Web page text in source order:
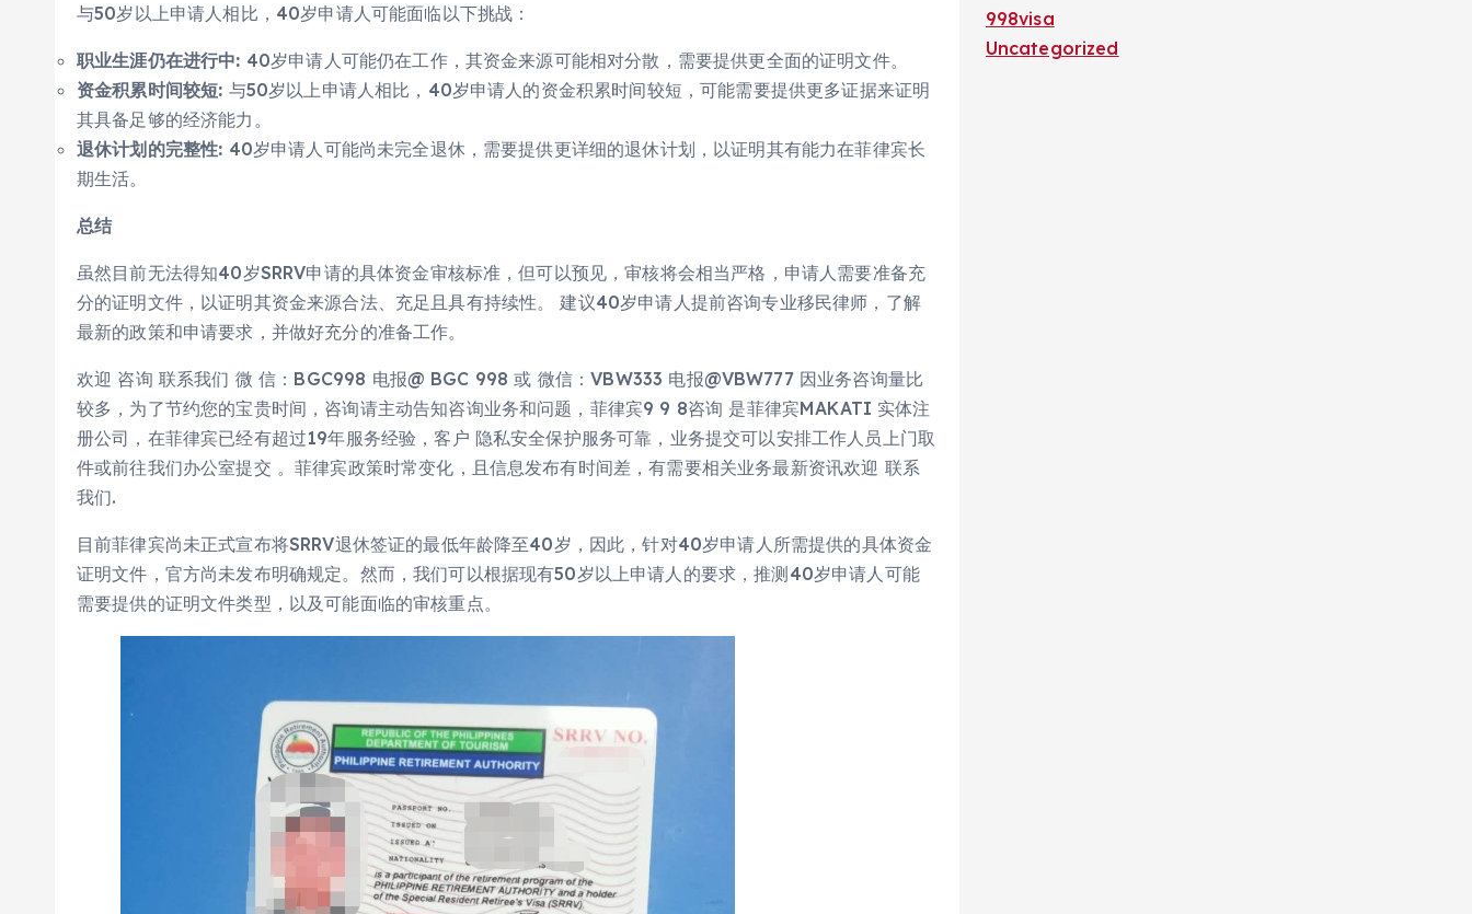
与50岁以上申请人相比，40岁申请人可能面临以下挑战：
职业生涯仍在进行中: 40岁申请人可能仍在工作，其资金来源可能相对分散，需要提供更全面的证明文件。
资金积累时间较短: 与50岁以上申请人相比，40岁申请人的资金积累时间较短，可能需要提供更多证据来证明
其具备足够的经济能力。
退休计划的完整性: 40岁申请人可能尚未完全退休，需要提供更详细的退休计划，以证明其有能力在菲律宾长
期生活。
总结
虽然目前无法得知40岁SRRV申请的具体资金审核标准，但可以预见，审核将会相当严格，申请人需要准备充
分的证明文件，以证明其资金来源合法、充足且具有持续性。 建议40岁申请人提前咨询专业移民律师，了解
最新的政策和申请要求，并做好充分的准备工作。
欢迎 咨询 联系我们 微 信：BGC998 电报@ BGC 998 或 微信：VBW333 电报@VBW777 因业务咨询量比
较多，为了节约您的宝贵时间，咨询请主动告知咨询业务和问题，菲律宾9 9 8咨询 是菲律宾MAKATI 实体注
册公司，在菲律宾已经有超过19年服务经验，客户 隐私安全保护服务可靠，业务提交可以安排工作人员上门取
件或前往我们办公室提交 。菲律宾政策时常变化，且信息发布有时间差，有需要相关业务最新资讯欢迎 联系
我们.
目前菲律宾尚未正式宣布将SRRV退休签证的最低年龄降至40岁，因此，针对40岁申请人所需提供的具体资金
证明文件，官方尚未发布明确规定。然而，我们可以根据现有50岁以上申请人的要求，推测40岁申请人可能
需要提供的证明文件类型，以及可能面临的审核重点。
998visa
Uncategorized